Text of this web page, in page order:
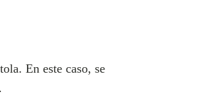
En este caso, se